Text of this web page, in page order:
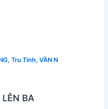
,Tru Tinh,VẦN N
BA